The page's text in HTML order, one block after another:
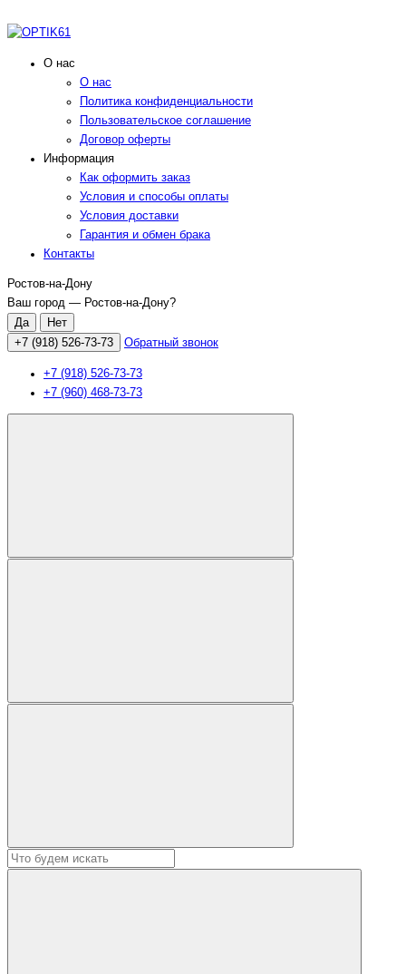
О нас
О нас
Политика конфиденциальности
Пользовательское соглашение
Договор оферты
Информация
Как оформить заказ
Условия и способы оплаты
Условия доставки
Гарантия и обмен брака
Контакты
Ростов-на-Дону
Ваш город — Ростов-на-Дону?
+7 (918) 526-73-73 Обратный звонок
+7 (918) 526-73-73
+7 (960) 468-73-73